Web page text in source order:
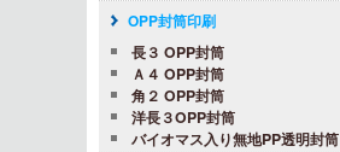
OPP封筒印刷
長３ OPP封筒
Ａ４ OPP封筒
角２ OPP封筒
洋長３OPP封筒
バイオマス入り無地PP透明封筒